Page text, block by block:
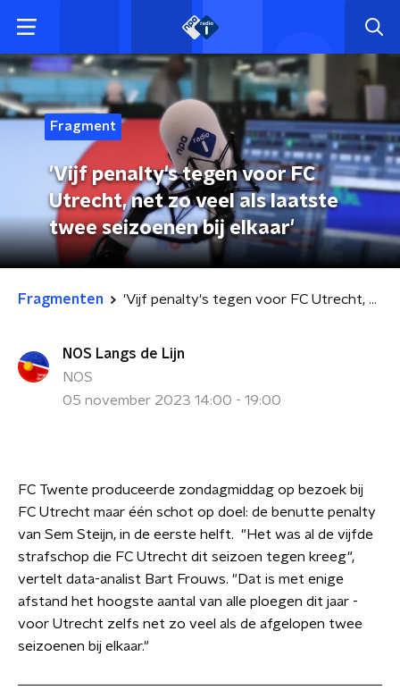
Fragment
'Vijf penalty's tegen voor FC
Utrecht, net zo veel als laatste
twee seizoenen bij elkaar'
Fragmenten 'Vijf penalty's tegen voor FC Utrecht, net zo veel als laatste twee seizoenen bij elkaar'
NOS Langs de Lijn
NOS
05 november 2023 14:00 - 19:00
FC Twente produceerde zondagmiddag op bezoek bij
FC Utrecht maar één schot op doel: de benutte penalty
van Sem Steijn, in de eerste helft. "Het was al de vijfde
strafschop die FC Utrecht dit seizoen tegen kreeg",
vertelt data-analist Bart Frouws. "Dat is met enige
afstand het hoogste aantal van alle ploegen dit jaar -
voor Utrecht zelfs net zo veel als de afgelopen twee
seizoenen bij elkaar."